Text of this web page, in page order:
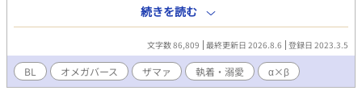
も、上位種 だから、上位αは執着が強く、番を失うと自殺したり
殺戮者になってしまったりと壊れる、と言われても想像がつかな
い。 そんな俺が、近所のコに一目惚れした。 真っ黒な瞳に心臓を
ぎゅっと掴まれた。 番を失ったら世界を巻き添えにして心中して
しまう、そんなαがいるのもわかる気がした。 けれど、そのコはβ
で番えない。 そのコと距離をおかれて、傷心の俺は無気力で隙だ
続きを読む
文字数 86,809 最終更新日 2026.8.6 登録日 2023.3.5
BL オメガバース ザマァ 執着・溺愛 α×β